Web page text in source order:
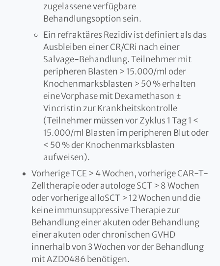
zugelassene verfügbare
Behandlungsoption sein.
Ein refraktäres Rezidiv ist definiert als das
Ausbleiben einer CR/CRi nach einer
Salvage-Behandlung. Teilnehmer mit
peripheren Blasten > 15.000/ml oder
Knochenmarksblasten > 50 % erhalten
eine Vorphase mit Dexamethason ±
Vincristin zur Krankheitskontrolle
(Teilnehmer müssen vor Zyklus 1 Tag 1 <
15.000/ml Blasten im peripheren Blut oder
< 50 % der Knochenmarksblasten
aufweisen).
Vorherige TCE > 4 Wochen, vorherige CAR-T-
Zelltherapie oder autologe SCT > 8 Wochen
oder vorherige alloSCT > 12 Wochen und die
keine immunsuppressive Therapie zur
Behandlung einer akuten oder Behandlung
einer akuten oder chronischen GVHD
innerhalb von 3 Wochen vor der Behandlung
mit AZD0486 benötigen.